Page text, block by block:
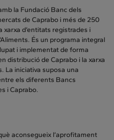
la Fundació Banc dels
de Caprabo i més de 250
d’entitats registrades i
És un programa integral
i implementat de forma
distribució de Caprabo i la xarxa
La iniciativa suposa una
els diferents Bancs
i Caprabo.
aconsegueix l’aprofitament